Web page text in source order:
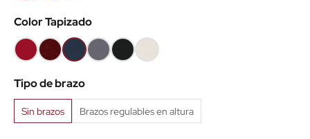
Color Tapizado
Rojo
B79
Granate
B109
Azul
B6098
Gris
B8010
Negro
B9
Polipiel
Blanca
Tipo de brazo
Sin brazos Brazos regulables en altura